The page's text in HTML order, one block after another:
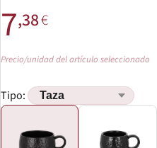
7,38€
Precio/unidad del artículo seleccionado
Tipo: